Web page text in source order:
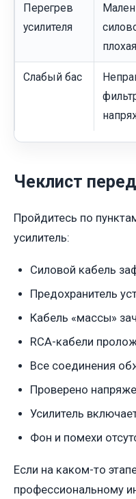
Перегрев
усилителя
Слабый бас
Чеклист
Пройдитесь по
усилитель:
Силовой кабель
Предохранитель
Кабель «массы»
RCA-кабели
Все соединения
Проверено
Усилитель
Фон и помехи
Если на каком-то
профессиональному